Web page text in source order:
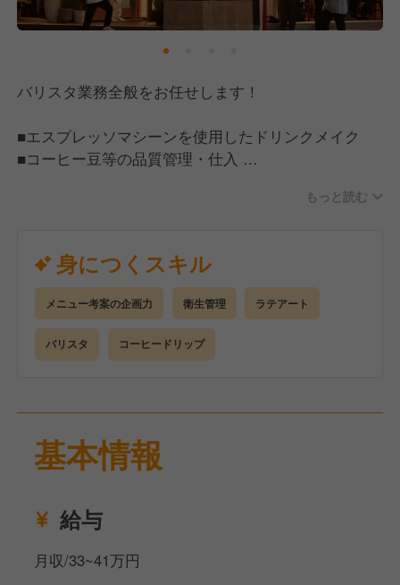
バリスタ業務全般をお任せします！
■エスプレッソマシーンを使用したドリンクメイク
■コーヒー豆等の品質管理・仕入
ホテル併設のため、
海外からのお客様も多くいらっしゃいます。
語学力も活かせる環境です！
スタッフ同士もファッション、音楽、アートに
深い関心を持つメンバーが多く、
もっと読む
身につくスキル
メニュー考案の企画力 衛生管理 ラテアート
バリスタ コーヒードリップ
基本情報
給与
月収/33~41万円